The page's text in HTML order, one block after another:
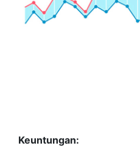
Keuntungan: